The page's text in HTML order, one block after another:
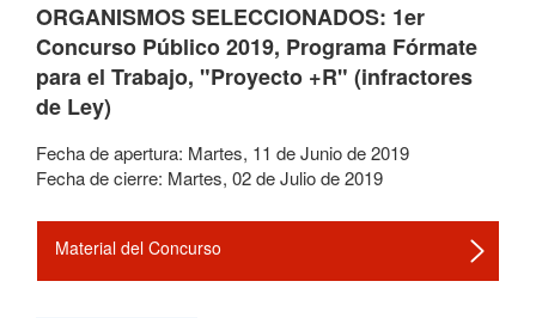
ORGANISMOS SELECCIONADOS: 1er
Concurso Público 2019, Programa Fórmate
para el Trabajo, "Proyecto +R" (infractores
de Ley)
Fecha de apertura: Martes, 11 deJuniode2019
Fecha de cierre: Martes, 02deJuliode2019
Material del Concurso